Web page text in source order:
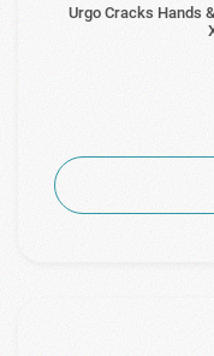
Urgo Cracks Hands